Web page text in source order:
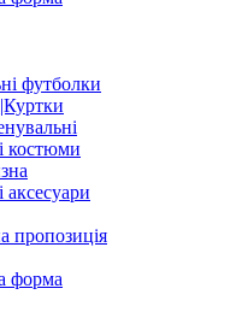
футболки
костюми
пропозиція
форма